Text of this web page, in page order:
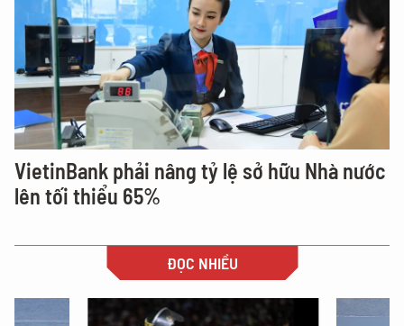
VietinBank phải nâng tỷ lệ sở hữu Nhà nước
lên tối thiểu 65%
ĐỌC NHIỀU